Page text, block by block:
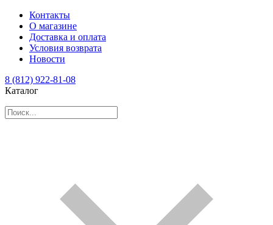
Контакты
О магазине
Доставка и оплата
Условия возврата
Новости
8 (812) 922-81-08
Каталог